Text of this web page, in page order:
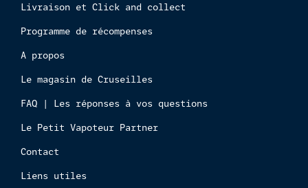
Livraison et Click and collect
Programme de récompenses
A propos
Le magasin de Cruseilles
FAQ | Les réponses à vos questions
Le Petit Vapoteur Partner
Contact
Liens utiles